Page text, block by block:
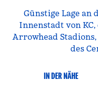
Günstige Lage an
Innenstadt von KC,
Arrowhead
des
IN DER NÄHE